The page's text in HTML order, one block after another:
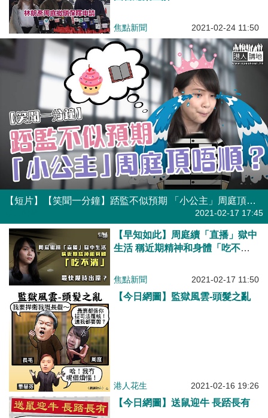
焦點新聞 2021-02-24 11:50
【短片】【笑聞一分鐘】踎監不似預期 「小公主」周庭頂唔順？
2021-02-17 17:45
【早知如此】周庭續「直播」獄中
生活 稱近期精神和身體「吃不
焦點新聞 2021-02-17 11:50
【今日網圖】監獄風雲-頭髮之亂
港人花生 2021-02-16 19:26
【今日網圖】送鼠迎牛 長踎長有